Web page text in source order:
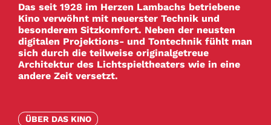
Das seit 1928 im Herzen Lambachs betriebene
Kino verwöhnt mit neuerster Technik und
besonderem Sitzkomfort. Neben der neusten
digitalen Projektions- und Tontechnik fühlt man
sich durch die teilweise originalgetreue
Architektur des Lichtspieltheaters wie in eine
andere Zeit versetzt.
ÜBER DAS KINO